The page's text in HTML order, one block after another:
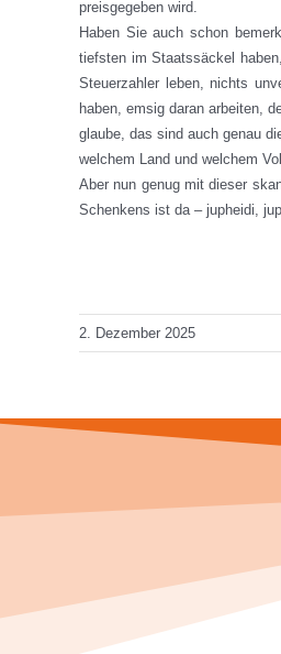
preisgegeben wird.
Haben Sie auch schon
tiefsten im Staatssäckel
Steuerzahler leben, nichts
haben, emsig daran arbeiten,
glaube, das sind auch genau
welchem Land und welchem
Aber nun genug mit dieser
Schenkens ist da – jupheidi,
2. Dezember 2025